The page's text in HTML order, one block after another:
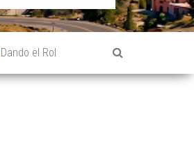
Dando el Rol